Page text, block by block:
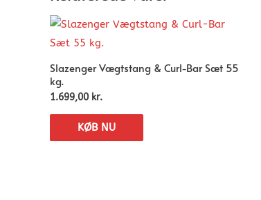
Slazenger Vægtstang & Curl-Bar Sæt 55
kg.
1.699,00 kr.
KØB NU